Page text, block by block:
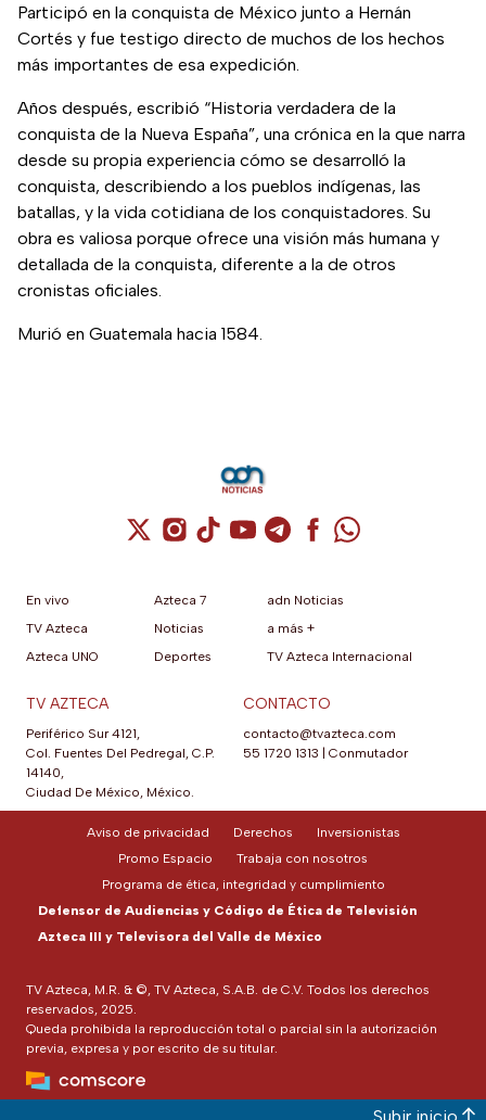
Participó en la conquista de México junto a Hernán
Cortés y fue testigo directo de muchos de los hechos
más importantes de esa expedición.
Años después, escribió “Historia verdadera de la
conquista de la Nueva España”, una crónica en la que narra
desde su propia experiencia cómo se desarrolló la
conquista, describiendo a los pueblos indígenas, las
batallas, y la vida cotidiana de los conquistadores. Su
obra es valiosa porque ofrece una visión más humana y
detallada de la conquista, diferente a la de otros
cronistas oficiales.
Murió en Guatemala hacia 1584.
Cuenta de X / Twitter (se abre en una
Cuenta de Instagram (se abre en una
Cuenta de TikTok (se abre en
Cuenta de YouTube (se abre
Cuenta de Telegram (se
Cuenta de
Cuenta de
En vivo
TV Azteca
Azteca UNO
Azteca 7
Noticias
Deportes
adn Noticias
a más +
TV Azteca Internacional
TV AZTECA
Periférico Sur 4121,
Col. Fuentes Del Pedregal, C.P.
14140,
Ciudad De México, México.
CONTACTO
contacto@tvazteca.com
55 1720 1313 | Conmutador
TV Azteca, M.R. & ©, TV Azteca, S.A.B. de C.V. Todos los derechos
reservados, 2025.
Queda prohibida la reproducción total o parcial sin la autorización
previa, expresa y por escrito de su titular.
Aviso de privacidad Derechos
Inversionistas
Promo Espacio
Trabaja con nosotros
Programa de ética, integridad y cumplimiento
Defensor de Audiencias y Código de Ética de Televisión
Azteca III y Televisora del Valle de México